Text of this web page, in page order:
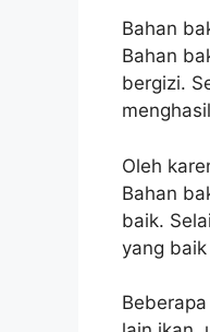
Bahan
Bahan
bergizi.
Oleh
Bahan
baik.
yang